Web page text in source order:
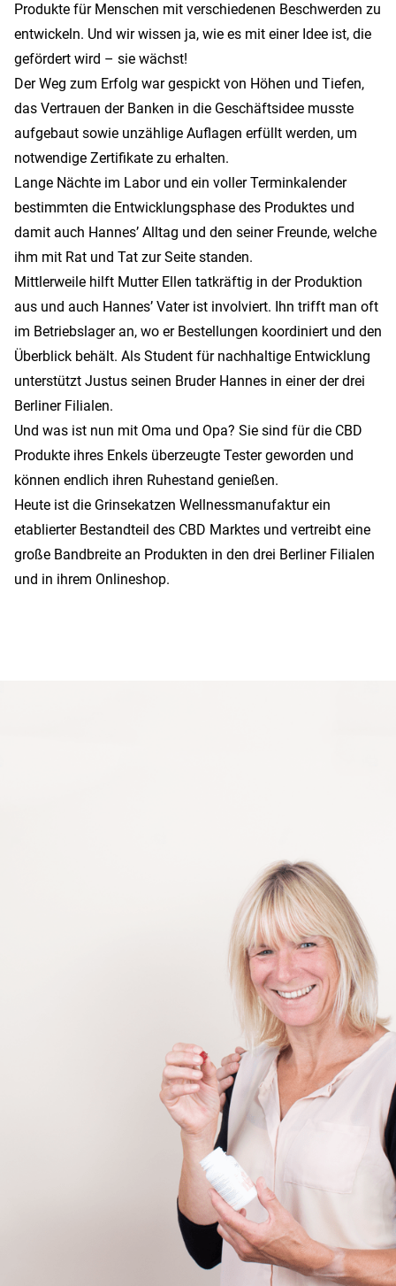
Produkte für Menschen mit verschiedenen Beschwerden zu
entwickeln. Und wir wissen ja, wie es mit einer Idee ist, die
gefördert wird – sie wächst!
Der Weg zum Erfolg war gespickt von Höhen und Tiefen,
das Vertrauen der Banken in die Geschäftsidee musste
aufgebaut sowie unzählige Auflagen erfüllt werden, um
notwendige Zertifikate zu erhalten.
Lange Nächte im Labor und ein voller Terminkalender
bestimmten die Entwicklungsphase des Produktes und
damit auch Hannes’ Alltag und den seiner Freunde, welche
ihm mit Rat und Tat zur Seite standen.
Mittlerweile hilft Mutter Ellen tatkräftig in der Produktion
aus und auch Hannes’ Vater ist involviert. Ihn trifft man oft
im Betriebslager an, wo er Bestellungen koordiniert und den
Überblick behält. Als Student für nachhaltige Entwicklung
unterstützt Justus seinen Bruder Hannes in einer der drei
Berliner Filialen.
Und was ist nun mit Oma und Opa? Sie sind für die CBD
Produkte ihres Enkels überzeugte Tester geworden und
können endlich ihren Ruhestand genießen.
Heute ist die Grinsekatzen Wellnessmanufaktur ein
etablierter Bestandteil des CBD Marktes und vertreibt eine
große Bandbreite an Produkten in den drei Berliner Filialen
und in ihrem Onlineshop.